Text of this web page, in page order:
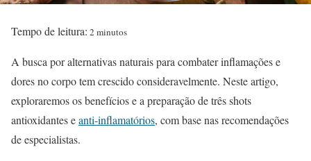
Tempo de leitura: 2 minutos
A busca por alternativas naturais para combater inflamações e
dores no corpo tem crescido consideravelmente. Neste artigo,
exploraremos os benefícios e a preparação de três shots
antioxidantes eanti-inflamatórios, com base nas recomendações
de especialistas.